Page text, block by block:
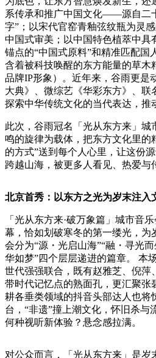
系传承和推广中国文化——源自二
字”；以宋代官窑青釉弦纹瓶为灵
中国式审美；以中国特色植萃中具
锚点的“中国式原料”和精准匹配国
含着被科技唤醒的东方能量的草木
品牌IP形象）。近年来，谷雨更是
大典》、微综艺《华彩东方》、联
探索中华传统文化的当代表达，推
此次，谷雨冠名「光从东方来」城
鸣的旋律为载体，把东方文化里的
的方式”送到每个人心里，让这份
跨越山海，被更多人看见、热爱与
北京首秀：以东方之光为岁末注入
「光从东方来·破万象篇」城市音
幕，恰如划破寒冬的第一缕光，为
会分为“源・光启山海”“融・寻光而
华如梦”四个层层递进的篇章。 本
世代强强联合，既有赵雅芝、倪萍
带时代记忆点的熟面孔，更汇聚张
耕各垂类领域的抖音头部达人也将
台，“非遗”撞上潮文化，怀旧杀
何种视听新体验？悬念感拉满。
对公众而言，「光从东方来」是